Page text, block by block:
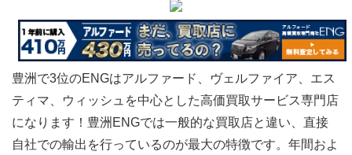
豊洲で3位のENGはアルファード、ヴェルファイア、エス
ティマ、ウィッシュを中心とした高価買取サービス専門店
になります！豊洲ENGでは一般的な買取店と違い、直接
自社での輸出を行っているのが最大の特徴です。年間およ